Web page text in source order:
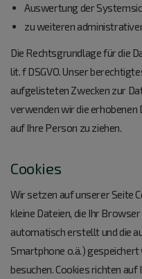
Auswertung der
zu weiteren
Die Rechtsgrundlage für die
lit. f DSGVO. Unser
aufgelisteten Zwecken zur
verwenden wir die erhobenen
auf Ihre Person zu ziehen.
Cookies
Wir setzen auf unserer Seite
kleine Dateien, die Ihr
automatisch erstellt und die
Smartphone o.ä.) gespeichert
besuchen. Cookies richten auf